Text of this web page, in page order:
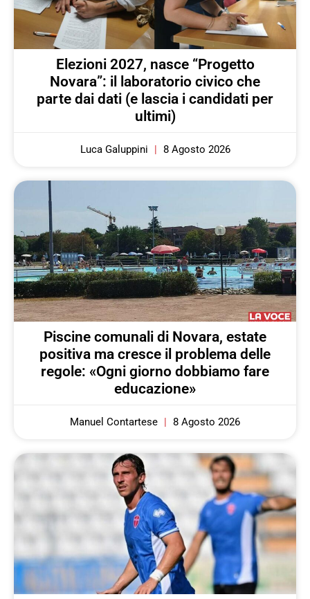
Elezioni 2027, nasce “Progetto
Novara”: il laboratorio civico che
parte dai dati (e lascia i candidati per
ultimi)
Luca Galuppini 8 Agosto 2026
Piscine comunali di Novara, estate
positiva ma cresce il problema delle
regole: «Ogni giorno dobbiamo fare
educazione»
Manuel Contartese 8 Agosto 2026